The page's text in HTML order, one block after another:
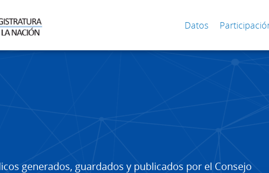
Datos
generados, guardados y publicados por el Consejo